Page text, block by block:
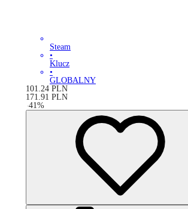
Steam
•
Klucz
•
GLOBALNY
101.24 PLN
171.91 PLN
-41 %